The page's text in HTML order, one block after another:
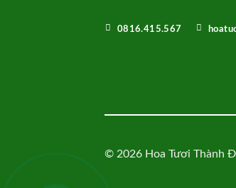
0816.415.567
© 2026 Hoa Tươi Thành